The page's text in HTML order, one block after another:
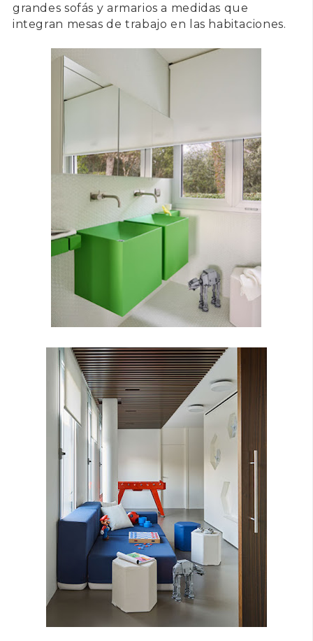
grandes sofás y armarios a medidas que
integran mesas de trabajo en las habitaciones.